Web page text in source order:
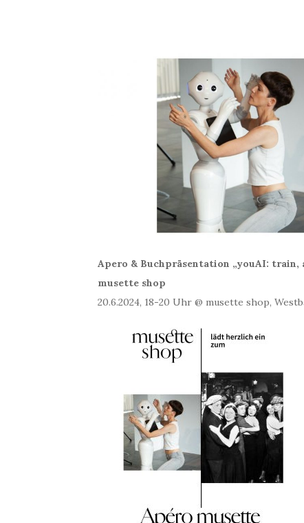
Apero & Buchpräsentation „youAI: train,
musette shop
20.6.2024, 18-20 Uhr @ musette shop,